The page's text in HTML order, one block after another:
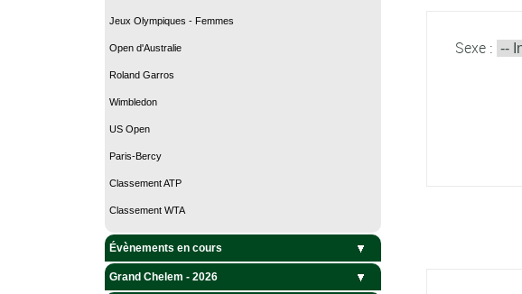
Jeux Olympiques - Femmes
Open d'Australie
Roland Garros
Wimbledon
US Open
Paris-Bercy
Classement ATP
Classement WTA
Évènements en cours
Grand Chelem - 2026
Sexe :